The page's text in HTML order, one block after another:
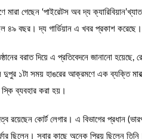
মারা গেছেন ‘পাইরেটস অব দ্য
৪৯ বছর। দ্য গার্ডিয়ান এ খবর প্রকাশ করেছে।
বরাত দিয়ে এ প্রতিবেদনে জানানো
দুপুর ১টা সময় হাঙরের আক্রমণে এক ব্যক্তি
ব্যবহার করা হয়।
রয়েছেন কোর্ট লেগার। এ বিভাগের প্রধান
ছিলেন। সবার কাছে অনেক প্রিয় ছিলেন